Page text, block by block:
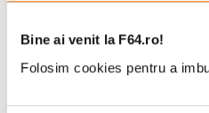
Bine ai venit la F64.ro!
Folosim cookies pentru a